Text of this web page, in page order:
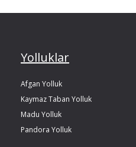
Yolluklar
Afgan Yolluk
Kaymaz Taban Yolluk
Madu Yolluk
Pandora Yolluk